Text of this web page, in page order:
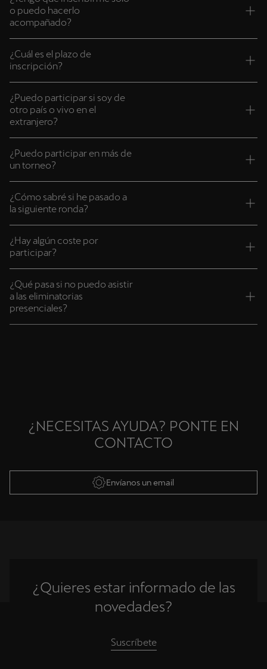
o puedo hacerlo
acompañado?
¿Cuál es el plazo de
inscripción?
¿Puedo participar si soy de
otro país o vivo en el
extranjero?
¿Puedo participar en más de
un torneo?
¿Cómo sabré si he pasado a
la siguiente ronda?
¿Hay algún coste por
participar?
¿Qué pasa si no puedo asistir
a las eliminatorias
presenciales?
¿NECESITAS AYUDA? PONTE EN
CONTACTO
Envíanos un email
¿Quieres estar informado de las
novedades?
Suscríbete